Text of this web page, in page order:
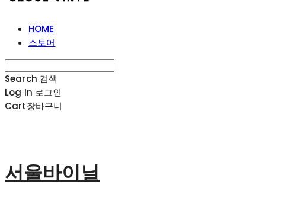
HOME
스토어
Search 검색
Log In 로그인
Cart장바구니
서울바이닐